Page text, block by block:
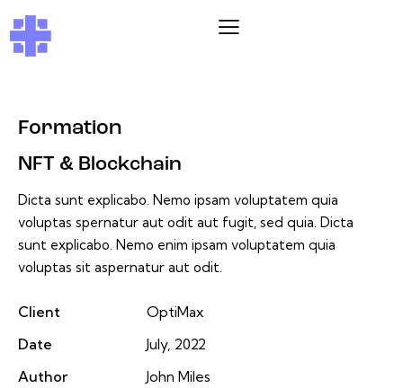
Formation
NFT & Blockchain
Dicta sunt explicabo. Nemo ipsam voluptatem quia
voluptas spernatur aut odit aut fugit, sed quia. Dicta
sunt explicabo. Nemo enim ipsam voluptatem quia
voluptas sit aspernatur aut odit.
Client
OptiMax
Date
July, 2022
Author
John Miles